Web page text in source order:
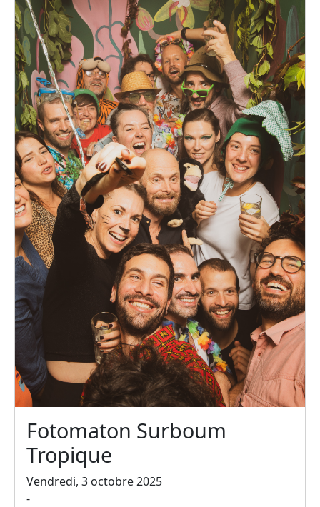
Fotomaton Surboum
Tropique
Vendredi, 3 octobre 2025
-